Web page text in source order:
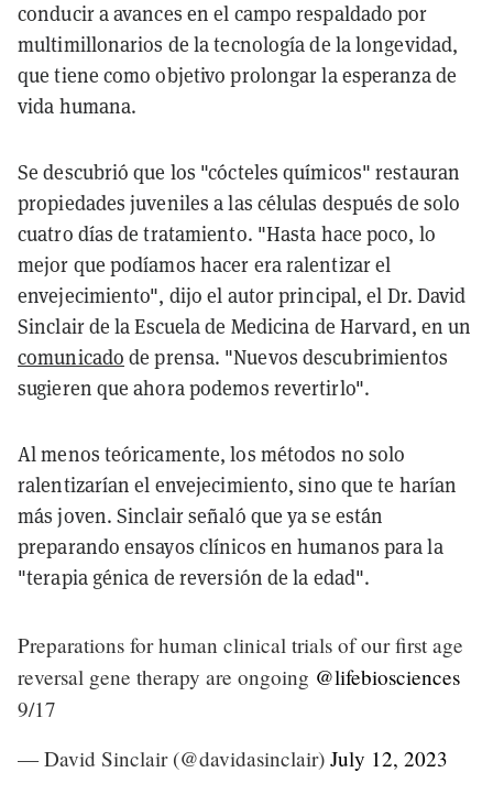
conducir a avances en el campo respaldado por
multimillonarios de la tecnología de la longevidad,
que tiene como objetivo prolongar la esperanza de
vida humana.
Se descubrió que los "cócteles químicos" restauran
propiedades juveniles a las células después de solo
cuatro días de tratamiento. "Hasta hace poco, lo
mejor que podíamos hacer era ralentizar el
envejecimiento", dijo el autor principal, el Dr. David
Sinclair de la Escuela de Medicina de Harvard, en un
comunicado de prensa. "Nuevos descubrimientos
sugieren que ahora podemos revertirlo".
Al menos teóricamente, los métodos no solo
ralentizarían el envejecimiento, sino que te harían
más joven. Sinclair señaló que ya se están
preparando ensayos clínicos en humanos para la
"terapia génica de reversión de la edad".
Preparations for human clinical trials of our first age
reversal gene therapy are ongoing @lifebiosciences
9/17
— David Sinclair (@davidasinclair) July 12, 2023